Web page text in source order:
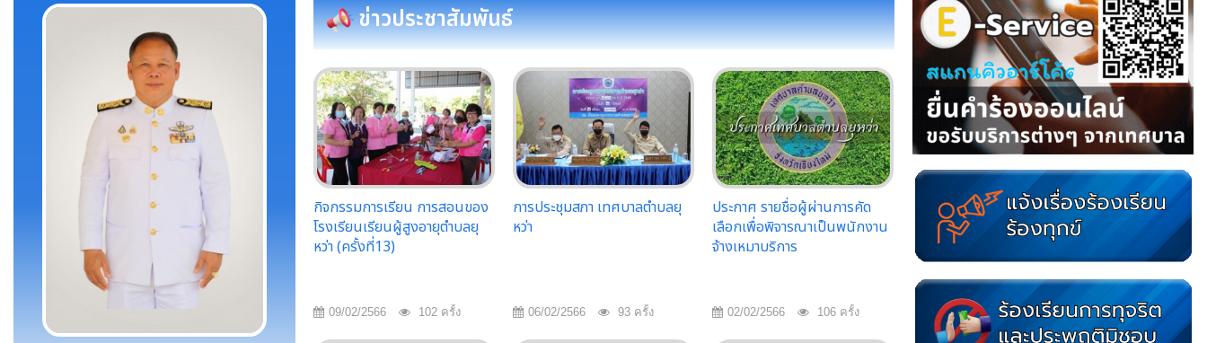
ข่าวประชาสัมพันธ์
กิจกรรมการเรียน การสอนของ
โรงเรียนเรียนผู้สูงอายุตำบลยุ
หว่า (ครั้งที่13)
09/02/2566 102 ครั้ง
การประชุมสภา เทศบาลตำบลยุ
หว่า
06/02/2566 93 ครั้ง
ประกาศ รายชื่อผู้ผ่านการคัด
เลือกเพื่อพิจารณาเป็นพนักงาน
จ้างเหมาบริการ
02/02/2566 106 ครั้ง